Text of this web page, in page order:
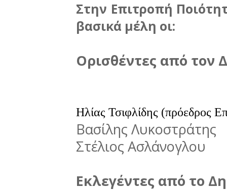
Στην Επιτροπή
βασικά μέλη οι:
Ορισθέντες από τον
Ηλίας Τσιφλίδης (πρόεδρος
Βασίλης Λυκοστράτης
Στέλιος Ασλάνογλου
Εκλεγέντες από το